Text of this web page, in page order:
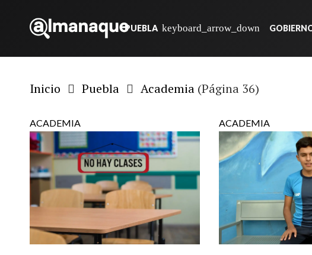
PUEBLA
Inicio Puebla Academia (Página 36)
ACADEMIA ACADEMIA